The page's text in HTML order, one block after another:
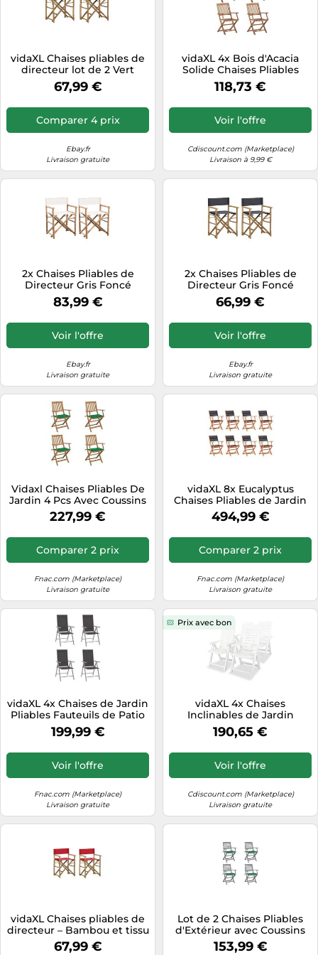
vidaXL Chaises pliables de
directeur lot de 2 Vert
bambou, tissu
67,99 €
Comparer 4 prix
Ebay.fr
Livraison gratuite
vidaXL 4x Bois d'Acacia
Solide Chaises Pliables
d'Extérieur Fauteuils de
Salle à Manger de Jardin
313602
118,73 €
Voir l'offre
Cdiscount.com (Marketplace)
Livraison à 9,99 €
2x Chaises Pliables de
Directeur Gris Foncé
Bambou et Tissu Fauteuils
vidaXL
83,99 €
Voir l'offre
Ebay.fr
Livraison gratuite
2x Chaises Pliables de
Directeur Gris Foncé
Bambou et Tissu Fauteuils
vidaXL
66,99 €
Voir l'offre
Ebay.fr
Livraison gratuite
Vidaxl Chaises Pliables De
Jardin 4 Pcs Avec Coussins
Bois D'acacia
227,99 €
Comparer 2 prix
Fnac.com (Marketplace)
Livraison gratuite
vidaXL 8x Eucalyptus
Chaises Pliables de Jardin
Sièges d'Extérieur Chaises
de Terrasse Fauteuils de
Noir Textilène Noir
494,99 €
Comparer 2 prix
Fnac.com (Marketplace)
Livraison gratuite
vidaXL 4x Chaises de Jardin
Pliables Fauteuils de Patio
Chaises de Salle à Manger
d'Extérieur Fauteuils de
G
199,99 €
Voir l'offre
Fnac.com (Marketplace)
Livraison gratuite
Prix avec bon
vidaXL 4x Chaises
Inclinables de Jardin
Fauteuils de Patio Chaises
d'Exterieur Sièges de
275067
190,65 €
Voir l'offre
Cdiscount.com (Marketplace)
Livraison gratuite
vidaXL Chaises pliables de
directeur – Bambou et tissu
– Lot de 2 Rouge
67,99 €
Lot de 2 Chaises Pliables
d'Extérieur avec Coussins
Siège Bois d'Acacia vidaXL
153,99 €